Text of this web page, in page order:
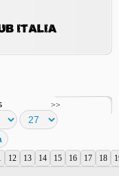
>>
12 13 14 15 16 17 18